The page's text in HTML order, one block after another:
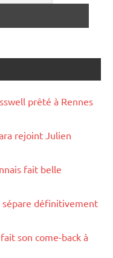
prêté à Rennes
rejoint Julien
fait belle
sépare définitivement
son come-back à